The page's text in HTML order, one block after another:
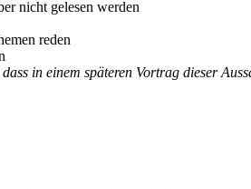
nicht gelesen werden
reden
in einem späteren Vortrag dieser